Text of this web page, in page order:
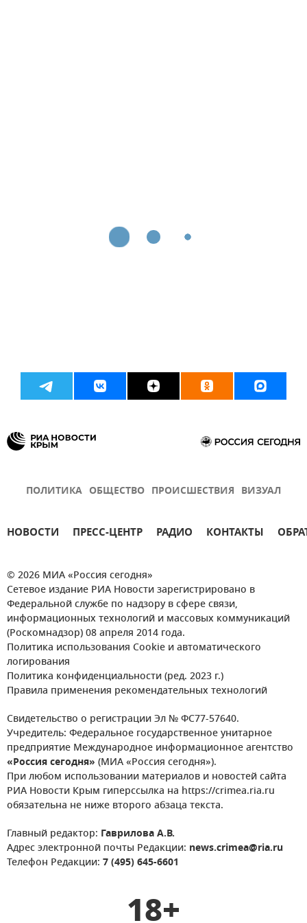
ПОЛИТИКА ОБЩЕСТВО ПРОИСШЕСТВИЯ ВИЗУАЛ
НОВОСТИ ПРЕСС-ЦЕНТР РАДИО КОНТАКТЫ
© 2026 МИА «Россия сегодня»
Сетевое издание РИА Новости зарегистрировано в
Федеральной службе по надзору в сфере связи,
информационных технологий и массовых коммуникаций
(Роскомнадзор) 08 апреля 2014 года.
Политика использования Cookie и автоматического
логирования
Политика конфиденциальности (ред. 2023 г.)
Правила применения рекомендательных технологий
Свидетельство о регистрации Эл № ФС77-57640.
Учредитель: Федеральное государственное унитарное
предприятие Международное информационное агентство
«Россия сегодня» (МИА «Россия сегодня»).
При любом использовании материалов и новостей сайта
РИА Новости Крым гиперссылка на https://crimea.ria.ru
обязательна не ниже второго абзаца текста.
Главный редактор: Гаврилова А.В.
Адрес электронной почты Редакции: news.crimea@ria.ru
Телефон Редакции: 7 (495) 645-6601